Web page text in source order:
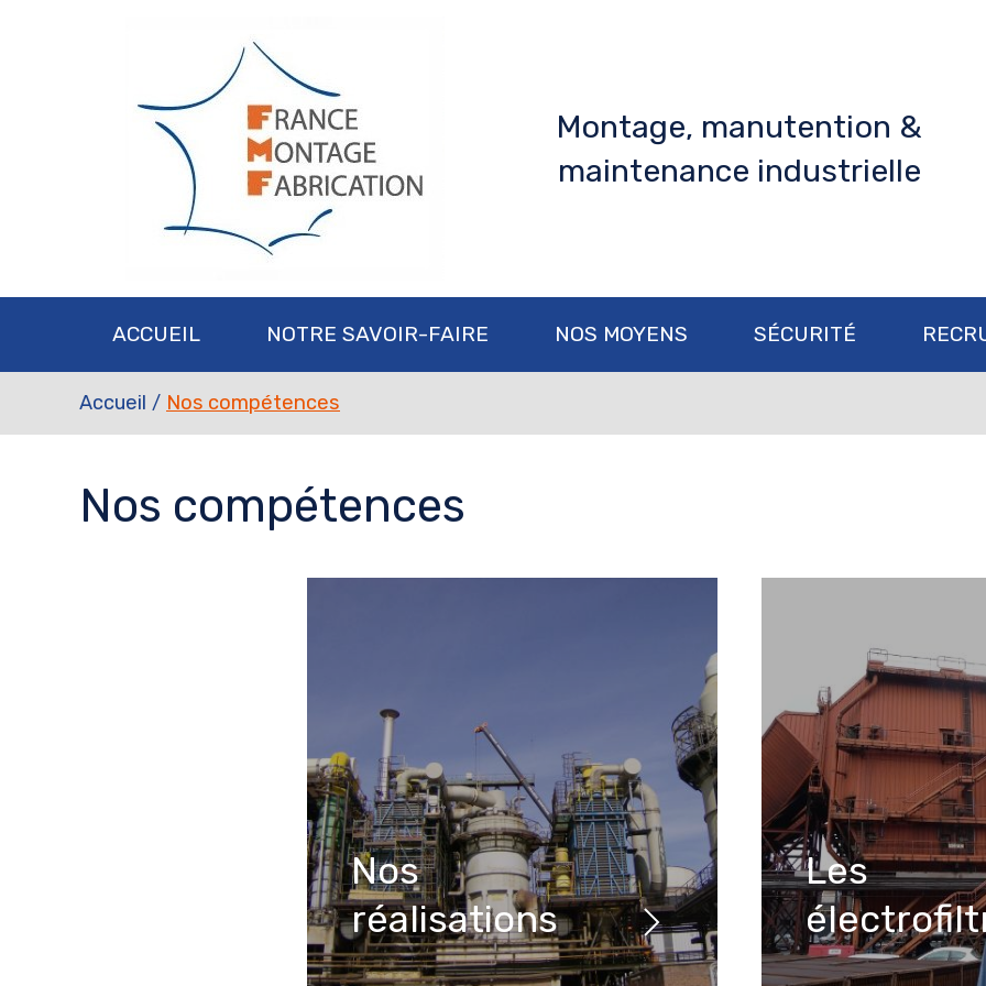
Montage, manutention &
maintenance industrielle
ACCUEIL NOTRE SAVOIR-FAIRE NOS MOYENS SÉCURITÉ
Accueil Nos compétences
Nos compétences
Nos
réalisations
Les